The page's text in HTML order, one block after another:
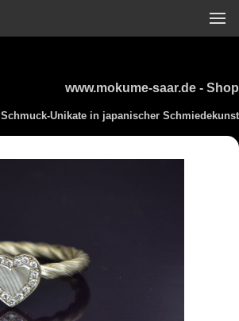
www.mokume-saar.de - Shop
Schmuck-Unikate in japanischer Schmiedekunst